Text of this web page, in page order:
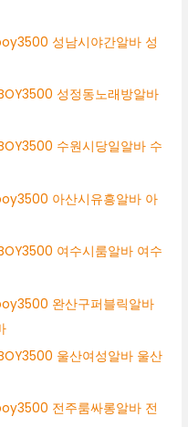
성남시야간알바 성
성정동노래방알바
수원시당일알바 수
아산시유흥알바 아
여수시룸알바 여수
완산구퍼블릭알바
울산여성알바 울산
전주룸싸롱알바 전